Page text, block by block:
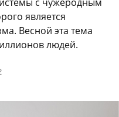
является
Весной эта тема
людей.